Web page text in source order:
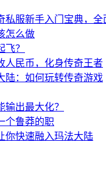
私服新手入门宝典，
怎么做
？
人民币，化身传奇王者
陆：如何玩转传奇游戏
出最大化？
个鲁莽的职
你快速融入玛法大陆